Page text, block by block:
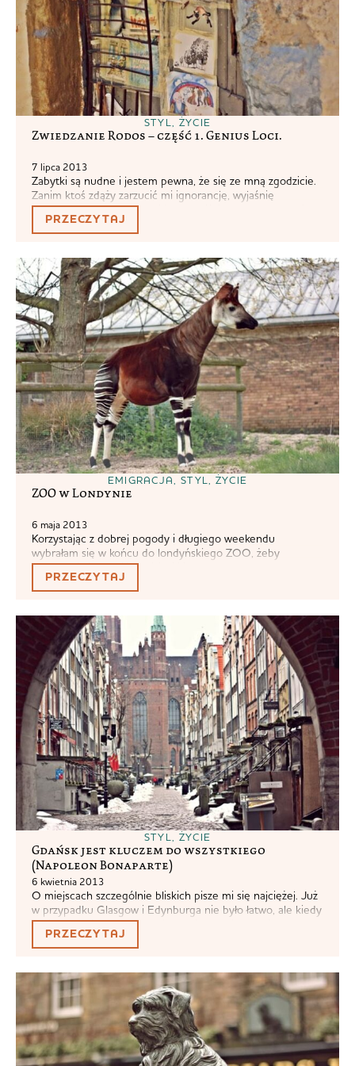
STYL, ŻYCIE
Zwiedzanie Rodos – część 1. Genius Loci.
7 lipca 2013
Zabytki są nudne i jestem pewna, że się ze mną zgodzicie.
Zanim ktoś zdąży zarzucić mi ignorancję, wyjaśnię
dokładniej co mam na myśli. Oczywiście warto zobaczyć
Notre Dame, Koloseum, Tower, wszelkiego rodzaju zamki,
pałace, kościoły i inne obiekty, które uznajemy za
danego miejsca. Ale to nie Notre Dame,...
PRZECZYTAJ
EMIGRACJA STYL ŻYCIE
ZOO w Londynie
6 maja 2013
Korzystając z dobrej pogody i długiego weekendu
wybrałam się w końcu do londyńskiego ZOO, żeby
napatrzeć się na różne kiziaki i inne szkaradztwa. Po
zachwytach jakie wcześniej słyszałam spodziewałam się
czegoś niesamowitego, tymczasem było po prostu miło i
oprócz zwierząt, których można się po ZOO spodziewać...
PRZECZYTAJ
STYL ŻYCIE
Gdańsk jest kluczem do wszystkiego
(Napoleon Bonaparte)
6 kwietnia 2013
O miejscach szczególnie bliskich pisze mi się najciężej. Już
w przypadku Glasgow i Edynburga nie było łatwo, ale kiedy
myślę, co też mam do powiedzenia o moim rodzinnym
Gdańsku, to jest tego tyle, że koniec końców w ogóle
trudno mi się wysłowić. Mój Gdańsk jest majestatyczny
Jeśli...
PRZECZYTAJ